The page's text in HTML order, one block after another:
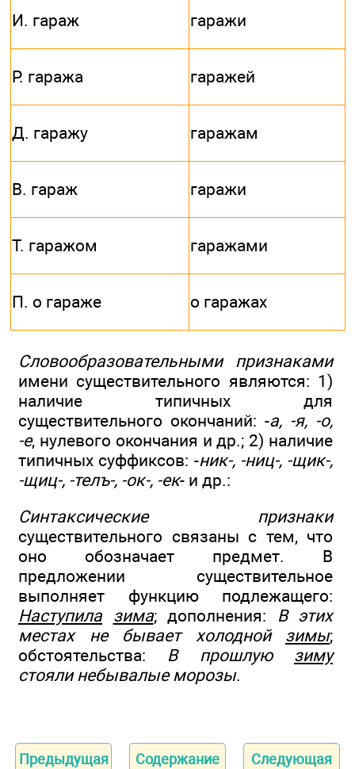
И. гараж гаражи
Р. гаража гаражей
Д. гаражу гаражам
В. гараж гаражи
Т. гаражом гаражами
П. о гараже о гаражах
Словообразовательными признаками
имени существительного являются: 1)
наличие типичных для
существительного окончаний: -а, -я, -о,
-е, нулевого окончания и др.; 2) наличие
типичных суффиксов: -ник-, -ниц-, -щик-,
-щиц-, -телъ-, -ок-, -ек- и др.:
Синтаксические признаки
существительного связаны с тем, что
оно обозначает предмет. В
предложении существительное
выполняет функцию подлежащего:
Наступила зима; дополнения: В этих
местах не бывает холодной зимы;
обстоятельства: В прошлую зиму
стояли небывалые морозы.
Предыдущая Содержание Следующая